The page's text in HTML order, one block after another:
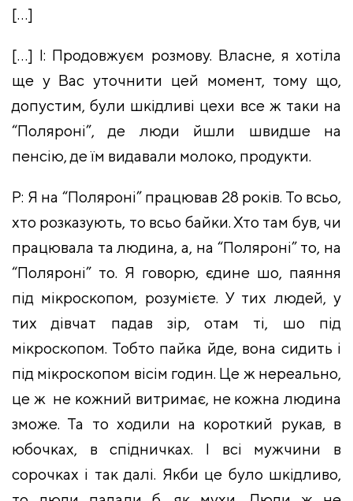
[…]
[…] І: Продовжуєм розмову. Власне, я хотіла
ще у Вас уточнити цей момент, тому що,
допустим, були шкідливі цехи все ж таки на
“Поляроні”, де люди йшли швидше на
пенсію, де їм видавали молоко, продукти.
Р: Я на “Поляроні” працював 28 років. То всьо,
хто розказують, то всьо байки. Хто там був, чи
працювала та людина, а, на “Поляроні” то, на
“Поляроні” то. Я говорю, єдине шо, паяння
під мікроскопом, розумієте. У тих людей, у
тих дівчат падав зір, отам ті, шо під
мікроскопом. Тобто пайка йде, вона сидить і
під мікроскопом вісім годин. Це ж нереально,
це ж не кожний витримає, не кожна людина
зможе. Та то ходили на короткий рукав, в
юбочках, в спідничках. І всі мужчини в
сорочках і так далі. Якби це було шкідливо,